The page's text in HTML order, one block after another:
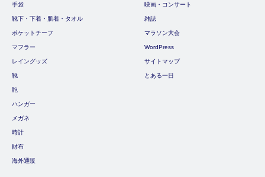
手袋
靴下・下着・肌着・タオル
ポケットチーフ
マフラー
レイングッズ
靴
鞄
ハンガー
メガネ
時計
財布
海外通販
映画・コンサート
雑誌
マラソン大会
WordPress
サイトマップ
とある一日